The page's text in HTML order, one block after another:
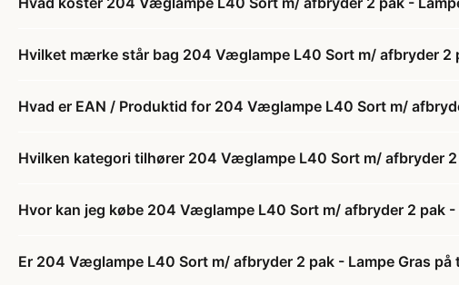
Hvilket mærke står bag 204 Væglampe L40 Sort m/ afbryder 2
Hvad er EAN / Produktid for 204 Væglampe L40 Sort m/
Hvilken kategori tilhører 204 Væglampe L40 Sort m/ afbryder 2
Hvor kan jeg købe 204 Væglampe L40 Sort m/ afbryder 2 pak -
Er 204 Væglampe L40 Sort m/ afbryder 2 pak - Lampe Gras på